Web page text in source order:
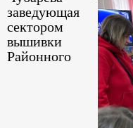
заведующая
сектором
вышивки
Районного